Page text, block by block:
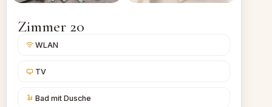
Zimmer 20
WLAN
TV
Bad mit Dusche